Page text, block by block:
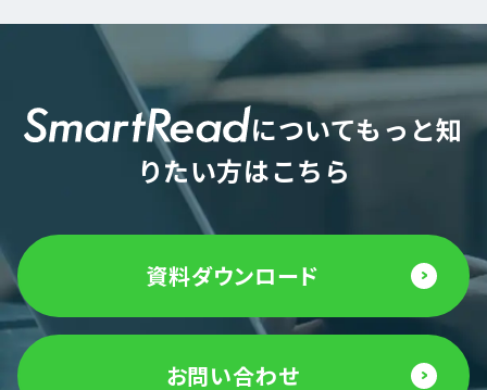
についてもっと知
りたい方はこちら
資料ダウンロード
お問い合わせ